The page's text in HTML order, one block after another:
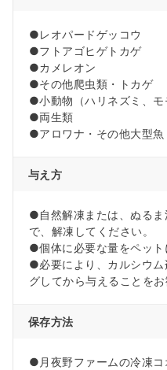
●レオパードゲッコウ
●フトアゴヒゲトカゲ
●カメレオン
●その他爬虫類・トカゲ
●小動物（ハリネズミ、モ
●両生類
●アロワナ・その他大型魚
与え方
●自然解凍または、ぬるま
で、解凍してください。
●個体に必要な量をペット
●必要により、カルシウ
グしてから与えることをお
保存方法
●月夜野ファームの冷凍